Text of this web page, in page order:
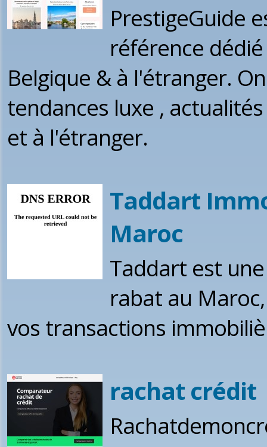
PrestigeGuide
référence
Belgique & à l'étranger.
tendances luxe ,
et à l'étranger.
Taddart
Maroc
Taddart est
rabat au
vos transactions
rachat crédit